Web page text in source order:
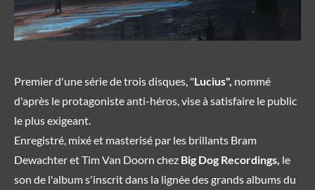
Premier d'une série de trois disques, "Lucius", nommé
d'après le protagoniste anti-héros, vise à satisfaire le public
le plus exigeant.
Enregistré, mixé et masterisé par les brillants Bram
Dewachter et Tim Van Doorn chez Big Dog Recordings, le
son de l'album s'inscrit dans la lignée des grands albums du